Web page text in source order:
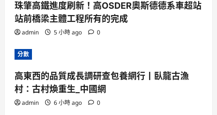
珠肇高鐵進度刷新！高OSDER奧斯德德系車超站
站前橋梁主體工程所有的完成
admin 5 小時 ago 0
分數
高東西的品質成長調研查包養網行丨臥龍古漁
村：古村煥重生_中國網
admin 6 小時 ago 0